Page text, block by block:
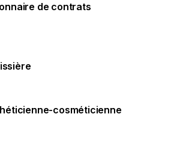
de contrats
cosméticienne